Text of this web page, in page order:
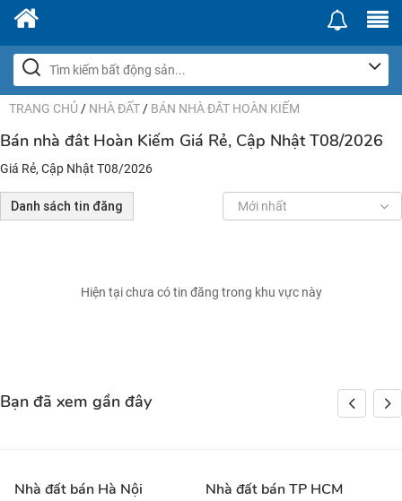
TRANG CHỦ / NHÀ ĐẤT / BÁN NHÀ ĐÂT HOÀN KIẾM
Bán nhà đât Hoàn Kiếm Giá Rẻ, Cập Nhật T08/2026
Giá Rẻ, Cập Nhật T08/2026
Danh sách tin đăng Mới nhất
Hiện tại chưa có tin đăng trong khu vực này
Bạn đã xem gần đây
Nhà đất bán Hà Nội Nhà đất bán TP HCM